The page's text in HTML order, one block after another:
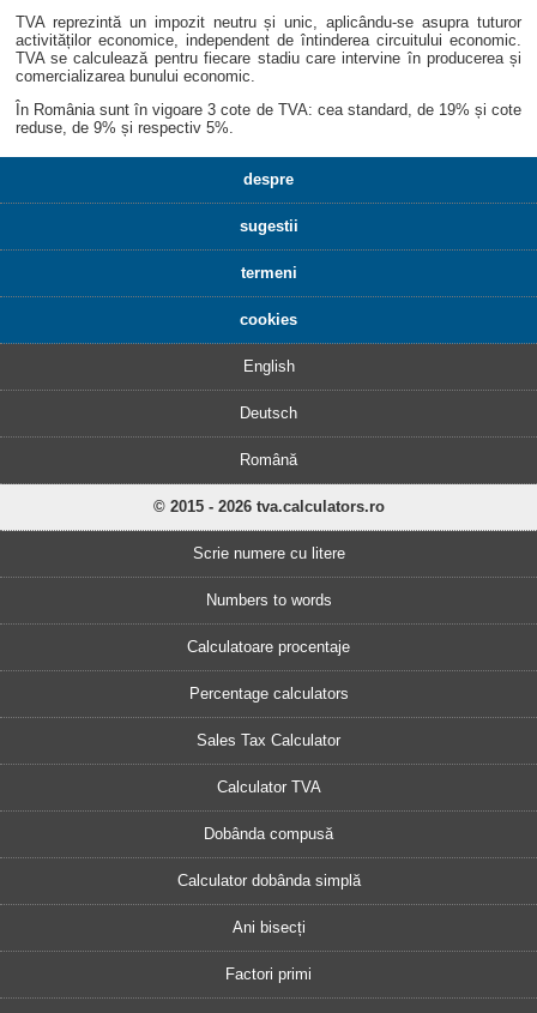
TVA reprezintă un impozit neutru și unic, aplicându-se asupra tuturor
activităților economice, independent de întinderea circuitului economic.
TVA se calculează pentru fiecare stadiu care intervine în producerea și
comercializarea bunului economic.
În România sunt în vigoare 3 cote de TVA: cea standard, de 19% și cote
reduse, de 9% și respectiv 5%.
despre
sugestii
termeni
cookies
English
Deutsch
Română
© 2015 - 2026 tva.calculators.ro
Scrie numere cu litere
Numbers to words
Calculatoare procentaje
Percentage calculators
Sales Tax Calculator
Calculator TVA
Dobânda compusă
Calculator dobânda simplă
Ani bisecți
Factori primi